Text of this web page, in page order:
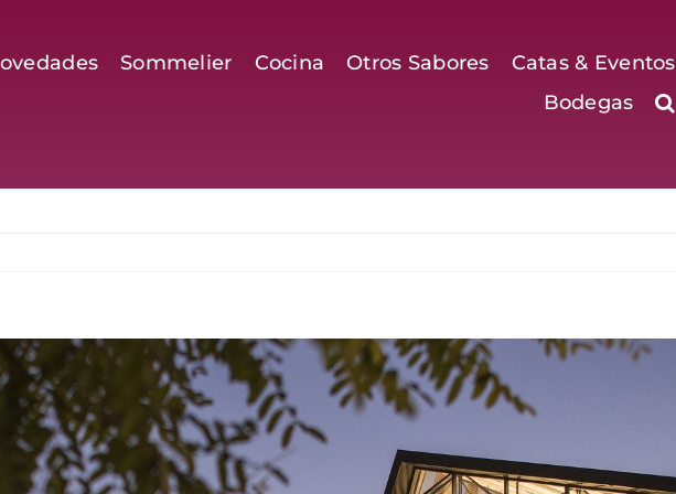
Sommelier Cocina Otros Sabores
Catas & Eventos
Bodegas